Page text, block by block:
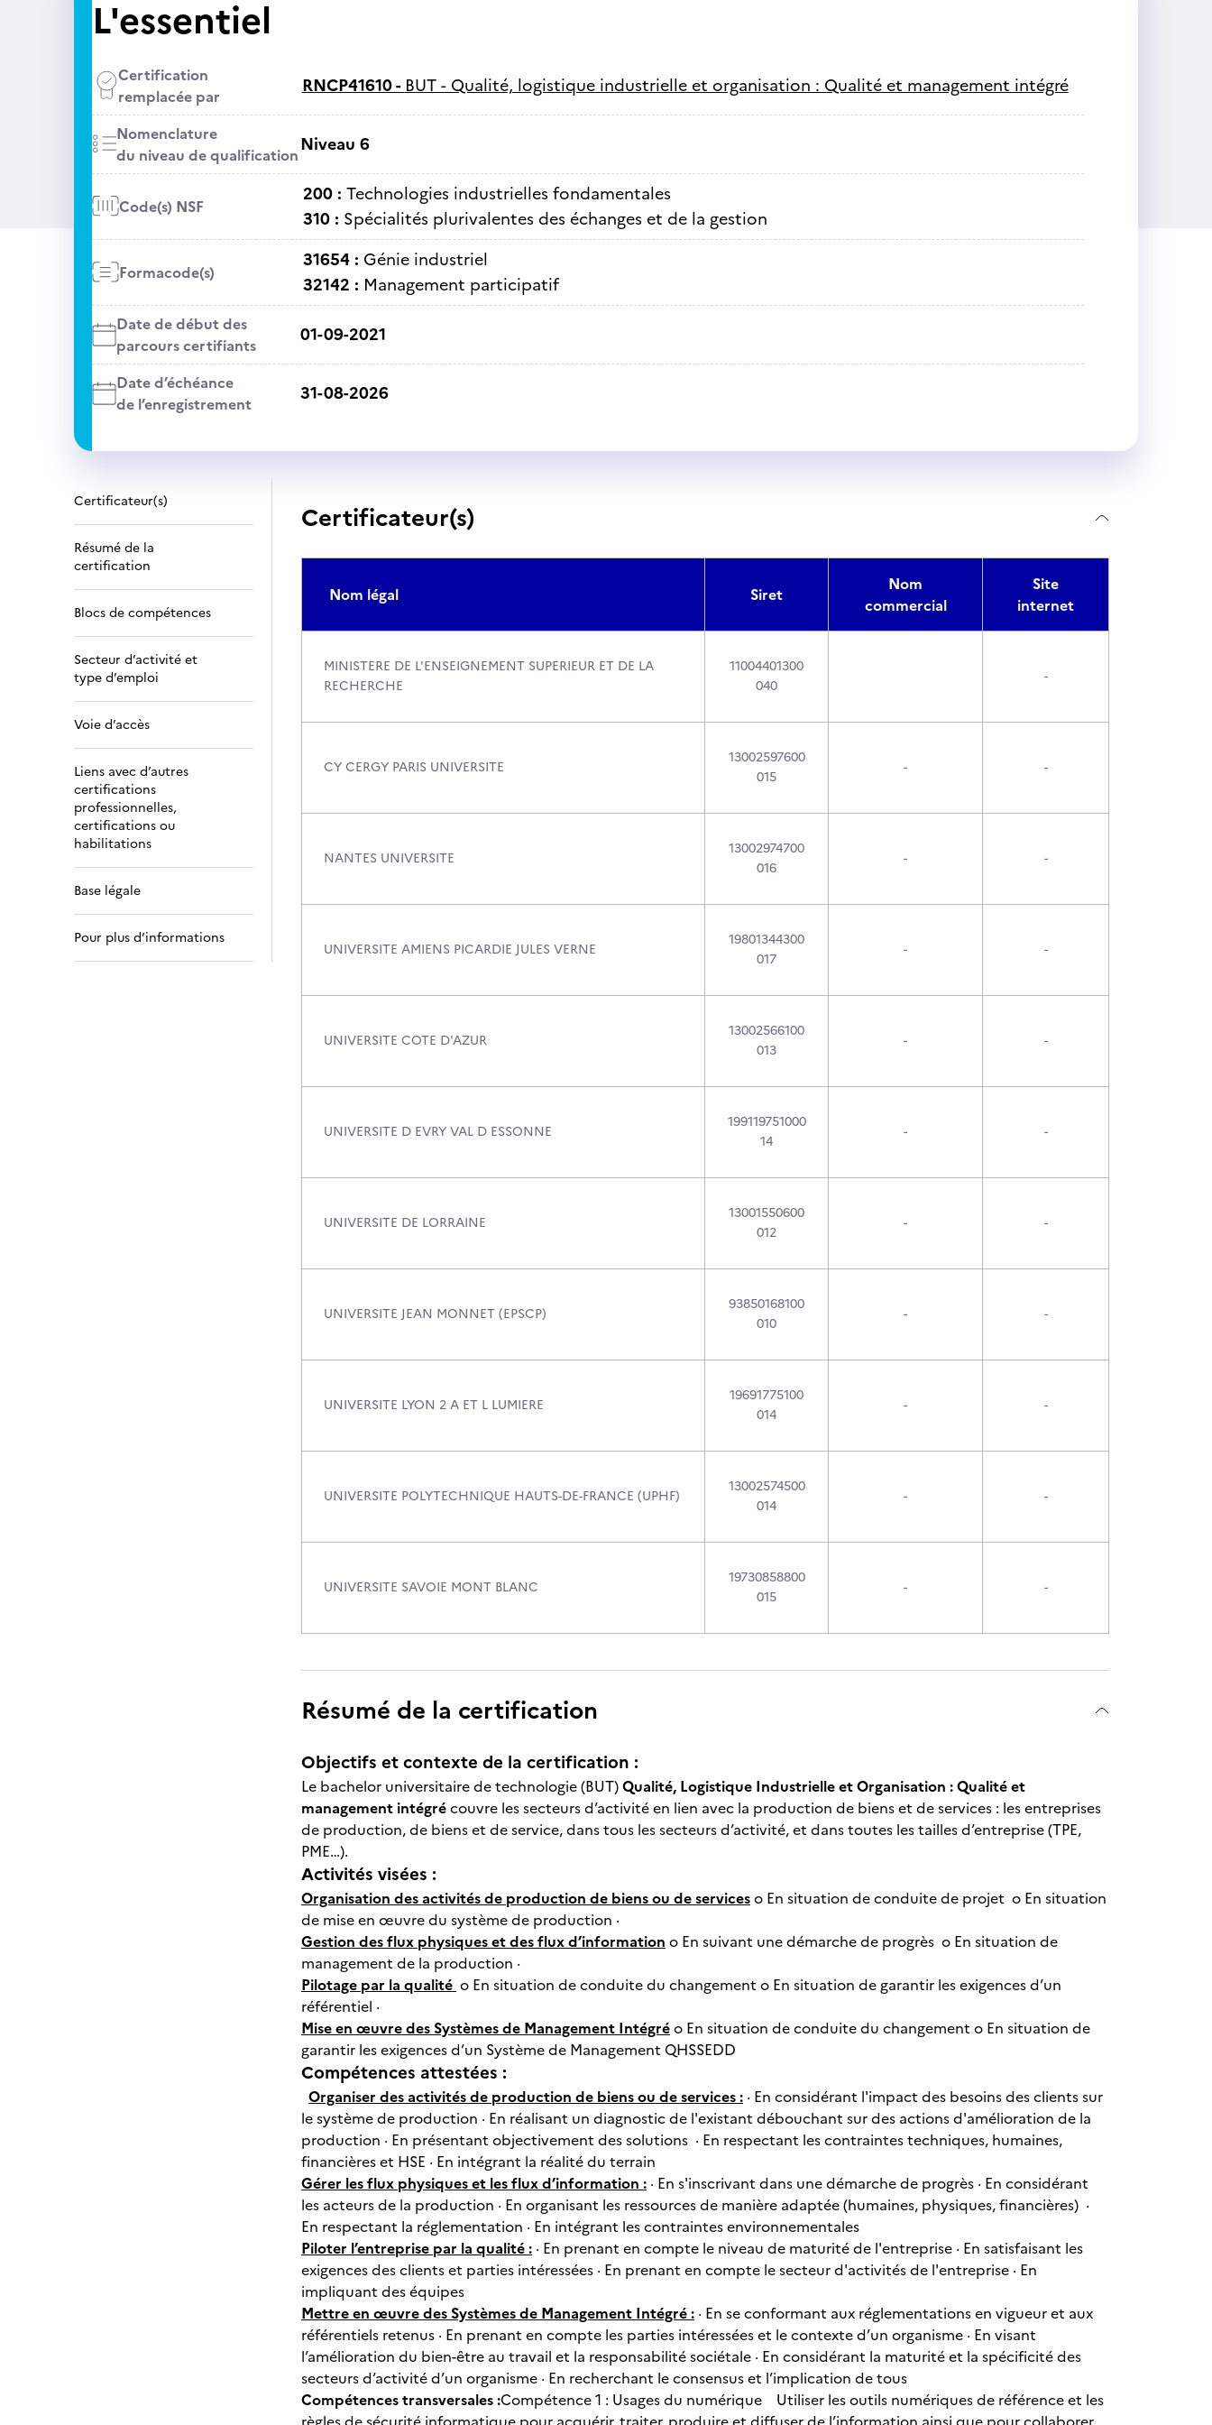
L'essentiel
Certification
remplacée par
RNCP41610 - BUT - Qualité, logistique industrielle et organisation : Qualité et management intégré
Nomenclature
du niveau de qualificationNiveau 6
Code(s) NSF
200 : Technologies industrielles fondamentales
310 : Spécialités plurivalentes des échanges et de la gestion
Formacode(s)
31654 : Génie industriel
32142 : Management participatif
Date de début des
parcours certifiants
01-09-2021
Date d’échéance
de l’enregistrement
31-08-2026
Certificateur(s)
Résumé de la
certification
Blocs de compétences
Secteur d’activité et
type d’emploi
Voie d’accès
Liens avec d’autres
certifications
professionnelles,
certifications ou
habilitations
Base légale
Pour plus d’informations
Certificateur(s)
Nom légal Siret
Nom
commercial
Site
internet
MINISTERE DE L'ENSEIGNEMENT SUPERIEUR ET DE LA
RECHERCHE
11004401300
040
-
CY CERGY PARIS UNIVERSITE
13002597600
015
- -
NANTES UNIVERSITE
13002974700
016
- -
UNIVERSITE AMIENS PICARDIE JULES VERNE
19801344300
017
- -
UNIVERSITE COTE D'AZUR
13002566100
013
- -
UNIVERSITE D EVRY VAL D ESSONNE
199119751000
14
- -
UNIVERSITE DE LORRAINE
13001550600
012
- -
UNIVERSITE JEAN MONNET (EPSCP)
93850168100
010
- -
UNIVERSITE LYON 2 A ET L LUMIERE
19691775100
014
- -
UNIVERSITE POLYTECHNIQUE HAUTS-DE-FRANCE (UPHF)
13002574500
014
- -
UNIVERSITE SAVOIE MONT BLANC
19730858800
015
- -
Résumé de la certification
Objectifs et contexte de la certification :
Le bachelor universitaire de technologie (BUT)Qualité, Logistique Industrielle et Organisation : Qualité et
management intégrécouvre les secteurs d’activité en lien avec la production de biens et de services : les entreprises
de production, de biens et de service, dans tous les secteurs d’activité, et dans toutes les tailles d’entreprise (TPE,
PME…).
Activités visées :
Organisation des activités de production de biens ou de serviceso En situation de conduite de projet o En situation
de mise en œuvre du système de production ·
Gestion des flux physiques et des flux d’information o En suivant une démarche de progrès o En situation de
management de la production ·
Pilotage par la qualité o En situation de conduite du changement o En situation de garantir les exigences d’un
référentiel ·
Mise en œuvre des Systèmes de Management Intégréo En situation de conduite du changement o En situation de
garantir les exigences d’un Système de Management QHSSEDD
Compétences attestées :
Organiser des activités de production de biens ou de services : · En considérant l'impact des besoins des clients sur
le système de production · En réalisant un diagnostic de l'existant débouchant sur des actions d'amélioration de la
production · En présentant objectivement des solutions · En respectant les contraintes techniques, humaines,
financières et HSE · En intégrant la réalité du terrain
Gérer les flux physiques et les flux d’information : · En s'inscrivant dans une démarche de progrès · En considérant
les acteurs de la production · En organisant les ressources de manière adaptée (humaines, physiques, financières) ·
En respectant la réglementation · En intégrant les contraintes environnementales
Piloter l’entreprise par la qualité : · En prenant en compte le niveau de maturité de l'entreprise · En satisfaisant les
exigences des clients et parties intéressées · En prenant en compte le secteur d'activités de l'entreprise · En
impliquant des équipes
Mettre en œuvre des Systèmes de Management Intégré : · En se conformant aux réglementations en vigueur et aux
référentiels retenus · En prenant en compte les parties intéressées et le contexte d’un organisme · En visant
l’amélioration du bien-être au travail et la responsabilité sociétale · En considérant la maturité et la spécificité des
secteurs d’activité d’un organisme · En recherchant le consensus et l’implication de tous
Compétences transversales :Compétence 1 : Usages du numérique Utiliser les outils numériques de référence et les